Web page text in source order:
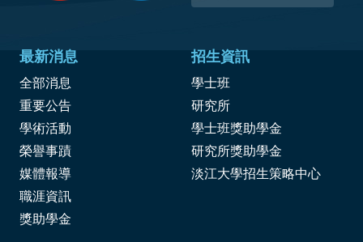
最新消息
全部消息
重要公告
學術活動
榮譽事蹟
媒體報導
職涯資訊
獎助學金
招生資訊
學士班
研究所
學士班獎助學金
研究所獎助學金
淡江大學招生策略中心